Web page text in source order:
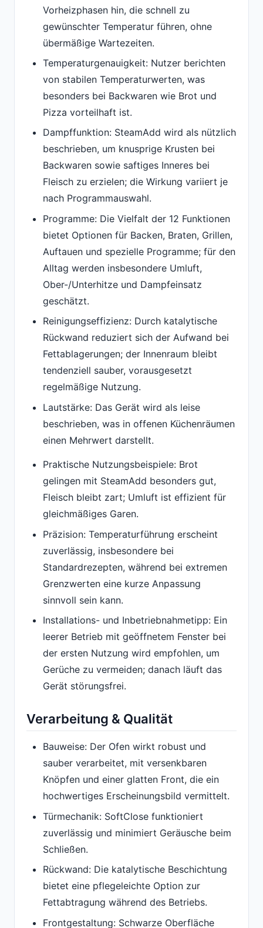
Vorheizphasen hin, die schnell zu
gewünschter Temperatur führen, ohne
übermäßige Wartezeiten.
Temperaturgenauigkeit: Nutzer berichten
von stabilen Temperaturwerten, was
besonders bei Backwaren wie Brot und
Pizza vorteilhaft ist.
Dampffunktion: SteamAdd wird als nützlich
beschrieben, um knusprige Krusten bei
Backwaren sowie saftiges Inneres bei
Fleisch zu erzielen; die Wirkung variiert je
nach Programmauswahl.
Programme: Die Vielfalt der 12 Funktionen
bietet Optionen für Backen, Braten, Grillen,
Auftauen und spezielle Programme; für den
Alltag werden insbesondere Umluft,
Ober-/Unterhitze und Dampfeinsatz
geschätzt.
Reinigungseffizienz: Durch katalytische
Rückwand reduziert sich der Aufwand bei
Fettablagerungen; der Innenraum bleibt
tendenziell sauber, vorausgesetzt
regelmäßige Nutzung.
Lautstärke: Das Gerät wird als leise
beschrieben, was in offenen Küchenräumen
einen Mehrwert darstellt.
Praktische Nutzungsbeispiele: Brot
gelingen mit SteamAdd besonders gut,
Fleisch bleibt zart; Umluft ist effizient für
gleichmäßiges Garen.
Präzision: Temperaturführung erscheint
zuverlässig, insbesondere bei
Standardrezepten, während bei extremen
Grenzwerten eine kurze Anpassung
sinnvoll sein kann.
Installations- und Inbetriebnahmetipp: Ein
leerer Betrieb mit geöffnetem Fenster bei
der ersten Nutzung wird empfohlen, um
Gerüche zu vermeiden; danach läuft das
Gerät störungsfrei.
Verarbeitung & Qualität
Bauweise: Der Ofen wirkt robust und
sauber verarbeitet, mit versenkbaren
Knöpfen und einer glatten Front, die ein
hochwertiges Erscheinungsbild vermittelt.
Türmechanik: SoftClose funktioniert
zuverlässig und minimiert Geräusche beim
Schließen.
Rückwand: Die katalytische Beschichtung
bietet eine pflegeleichte Option zur
Fettabtragung während des Betriebs.
Frontgestaltung: Schwarze Oberfläche